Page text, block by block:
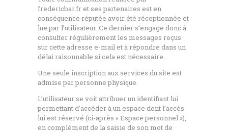
fredericbar.fr et ses partenaires est en
conséquence réputée avoir été réceptionnée et
lue par l’utilisateur. Ce dernier s’engage donc à
consulter régulièrement les messages reçus
sur cette adresse e-mail et à répondre dans un
délai raisonnable si cela est nécessaire.
Une seule inscription aux services du site est
admise par personne physique.
L’utilisateur se voit attribuer un identifiant lui
permettant d’accéder à un espace dont l’accès
lui est réservé (ci-après « Espace personnel »),
en complément de la saisie de son mot de